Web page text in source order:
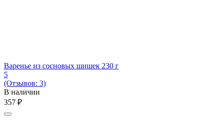
Варенье из сосновых шишек 230 г
5
(Отзывов: 3)
В наличии
‍357‍ ₽